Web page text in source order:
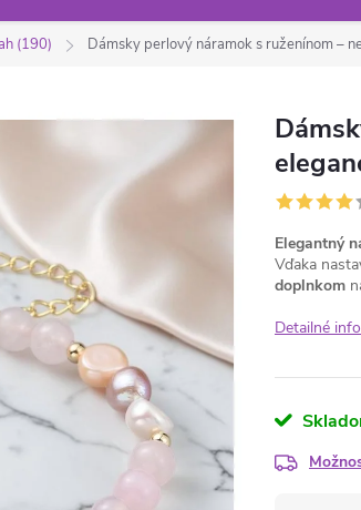
(190) Dámsky perlový náramok s ruženínom –
Elegantný
Vďaka
doplnkom
Detailné